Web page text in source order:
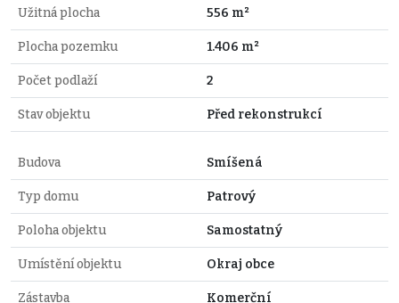
Užitná plocha 556 m²
Plocha pozemku 1.406 m²
Počet podlaží 2
Stav objektu Před rekonstrukcí
Budova Smíšená
Typ domu Patrový
Poloha objektu Samostatný
Umístění objektu Okraj obce
Zástavba Komerční